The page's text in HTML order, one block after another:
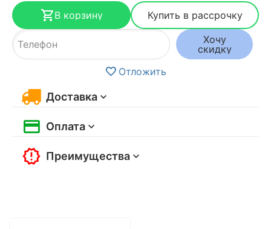
В корзину
Купить в рассрочку
Хочу
скидку
Отложить
Доставка
Оплата
Преимущества